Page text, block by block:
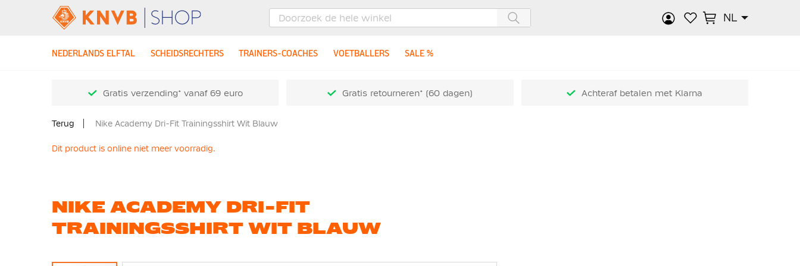
NL
NEDERLANDS ELFTAL SCHEIDSRECHTERS TRAINERS-COACHES VOETBALLERS SALE %
Gratis verzending* vanaf 69 euro Gratis retourneren* (60 dagen) Achteraf betalen met Klarna
Terug Nike Academy Dri-Fit Trainingsshirt Wit Blauw
Dit product is online niet meer voorradig.
NIKE ACADEMY DRI-FIT
TRAININGSSHIRT WIT BLAUW